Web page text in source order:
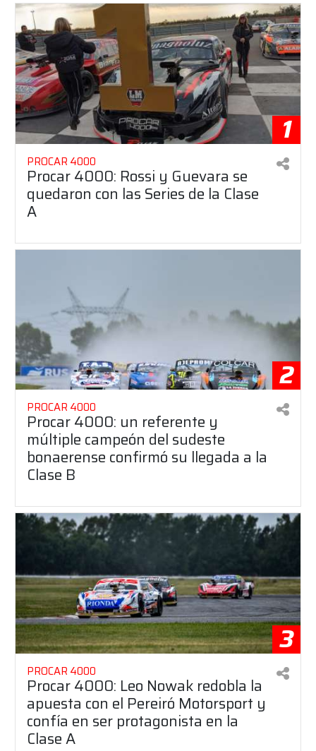
1
PROCAR 4000
Procar 4000: Rossi y Guevara se
quedaron con las Series de la Clase
A
2
PROCAR 4000
Procar 4000: un referente y
múltiple campeón del sudeste
bonaerense confirmó su llegada a la
Clase B
3
PROCAR 4000
Procar 4000: Leo Nowak redobla la
apuesta con el Pereiró Motorsport y
confía en ser protagonista en la
Clase A